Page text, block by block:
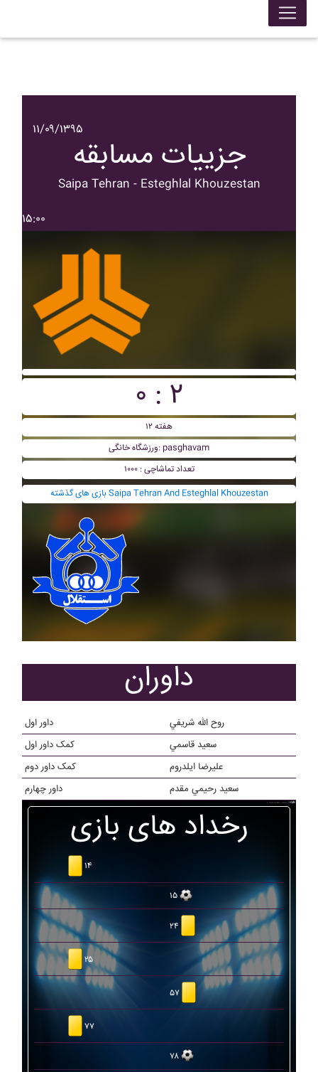
۱۱/۰۹/۱۳۹۵
جزییات مسابقه
Saipa Tehran - Esteghlal Khouzestan
۱۵:۰۰
۰ : ۲
هفته ۱۲
ورزشگاه خانگی: pasghavam
تعداد تماشاچی : ۱۰۰۰
بازی های گذشته Saipa Tehran And Esteghlal Khouzestan
داوران
داور اول
روح الله شريفي
کمک داور اول
سعيد قاسمي
کمک داور دوم
عليرضا ايلدروم
داور چهارم
سعيد رحيمي مقدم
رخداد های بازی
۱۴
۱۵
۲۴
۲۵
۵۷
۷۷
۷۸